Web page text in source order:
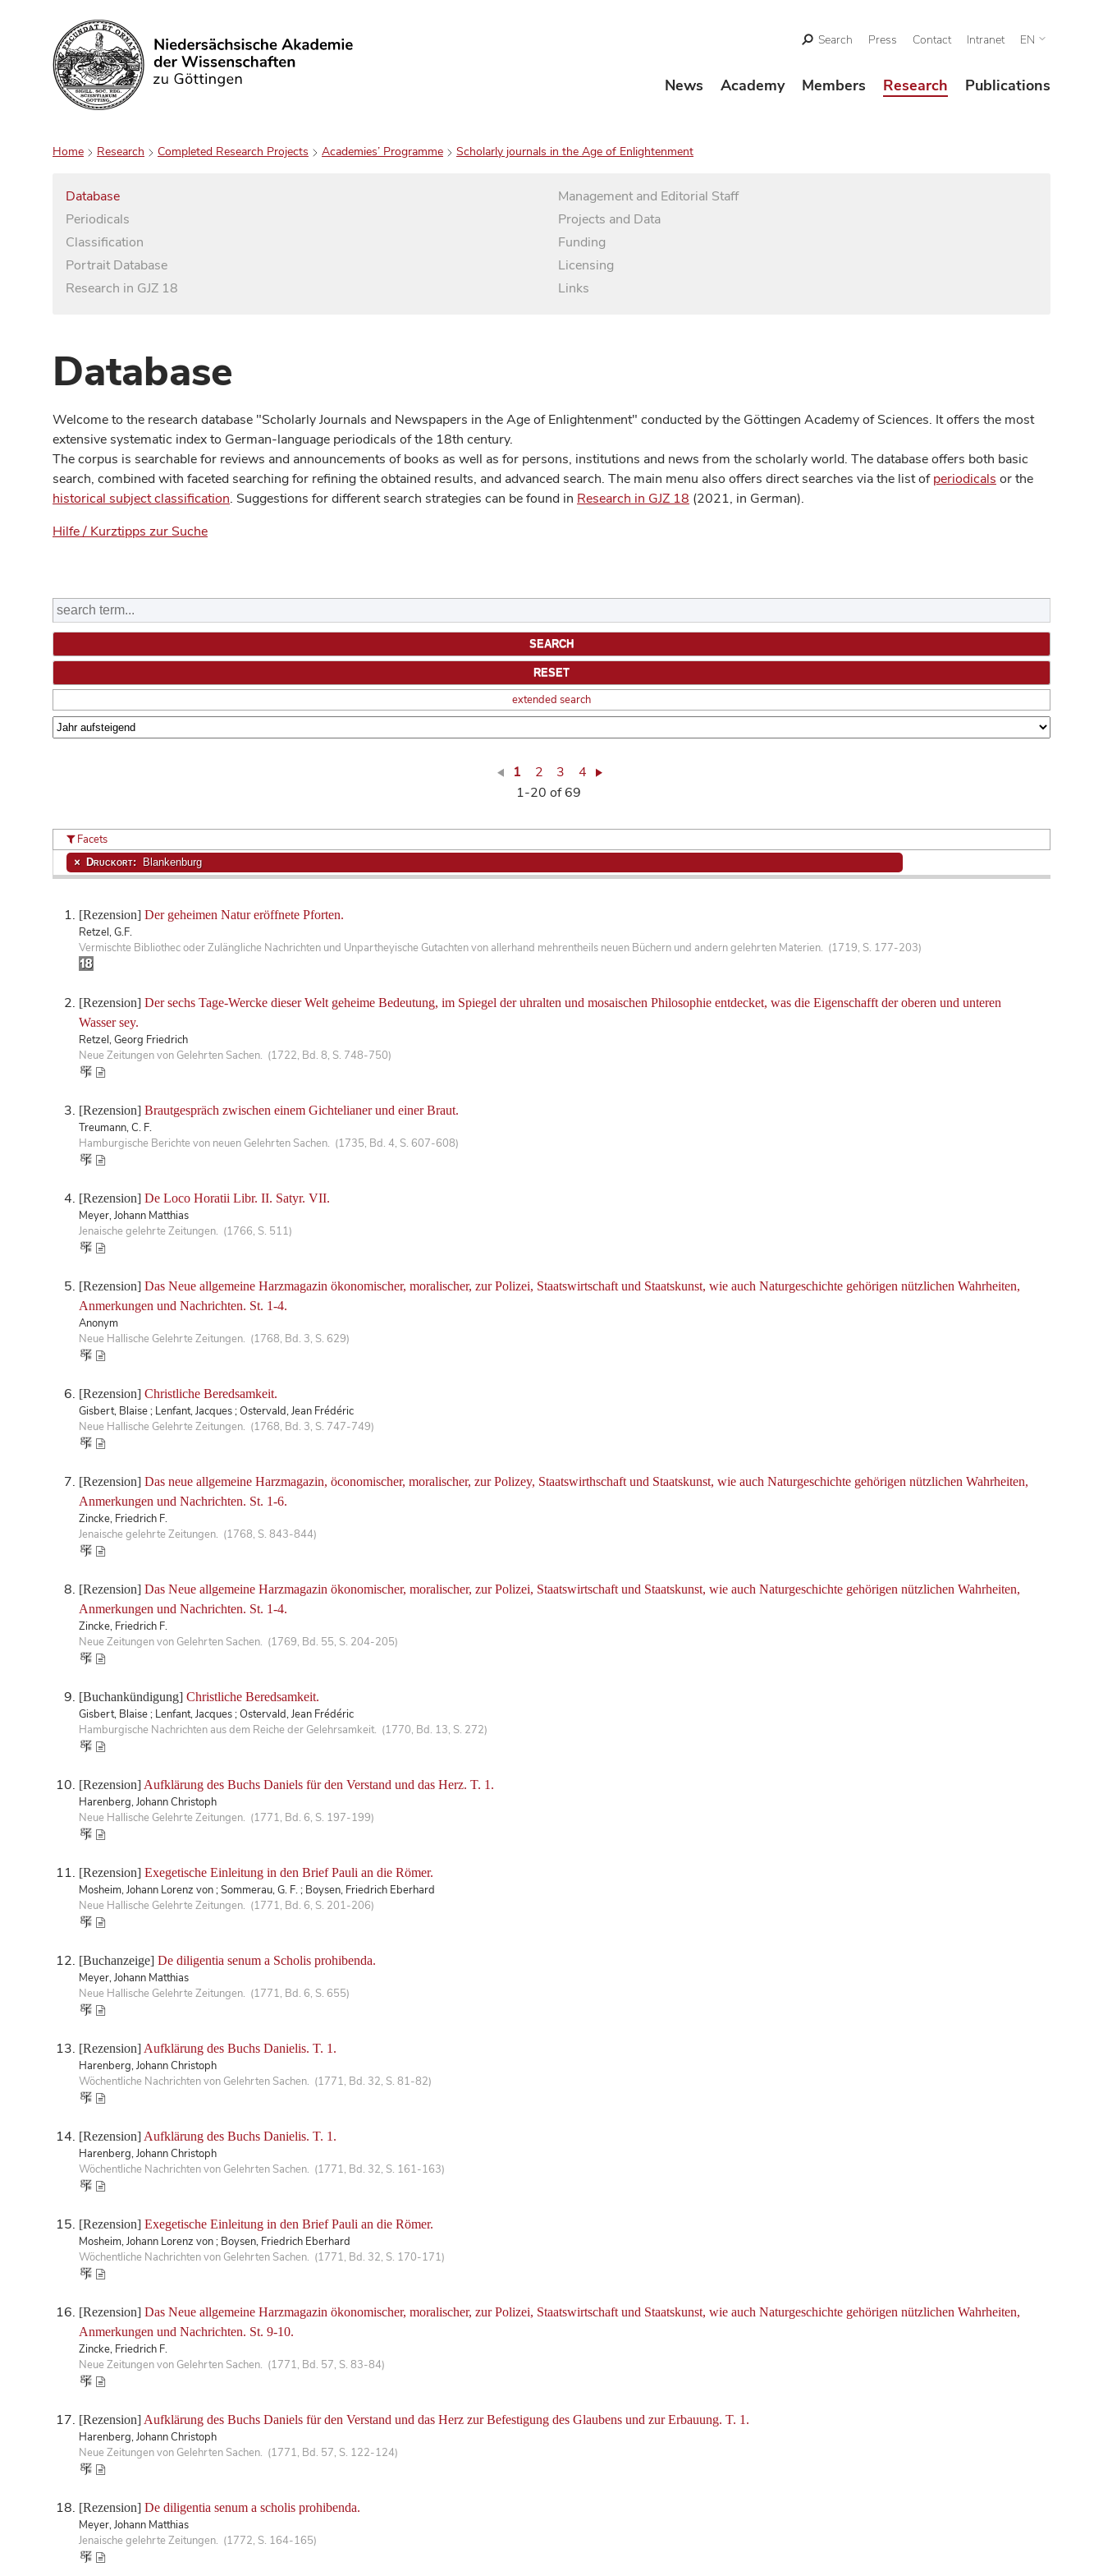
Search
Search Press Contact Intranet EN
News Academy Members Research Publications
Home Research Completed Research Projects Academies’ Programme Scholarly journals in the Age of Enlightenment
Database
Periodicals
Classification
Portrait Database
Research in GJZ 18
Management and Editorial Staff
Projects and Data
Funding
Licensing
Links
Database
Welcome to the research database "Scholarly Journals and Newspapers in the Age of Enlightenment" conducted by the Göttingen Academy of Sciences. It offers the most
extensive systematic index to German-language periodicals of the 18th century.
The corpus is searchable for reviews and announcements of books as well as for persons, institutions and news from the scholarly world. The database offers both basic
search, combined with faceted searching for refining the obtained results, and advanced search. The main menu also offers direct searches via the list ofperiodicals or the
historical subject classification. Suggestions for different search strategies can be found in Research in GJZ 18 (2021, in German).
Hilfe / Kurztipps zur Suche
extended search
1 2 3
4
1-20 of 69
[Rezension] Der geheimen Natur eröffnete Pforten.
Retzel, G.F.
Vermischte Bibliothec oder Zulängliche Nachrichten und Unpartheyische Gutachten von allerhand mehrentheils neuen Büchern und andern gelehrten Materien. (1719, S. 177-203)
[Rezension] Der sechs Tage-Wercke dieser Welt geheime Bedeutung, im Spiegel der uhralten und mosaischen Philosophie entdecket, was die Eigenschafft der oberen und unteren
Wasser sey.
Retzel, Georg Friedrich
Neue Zeitungen von Gelehrten Sachen. (1722, Bd. 8, S. 748-750)
[Rezension] Brautgespräch zwischen einem Gichtelianer und einer Braut.
Treumann, C. F.
Hamburgische Berichte von neuen Gelehrten Sachen. (1735, Bd. 4, S. 607-608)
[Rezension] De Loco Horatii Libr. II. Satyr. VII.
Meyer, Johann Matthias
Jenaische gelehrte Zeitungen. (1766, S. 511)
[Rezension] Das Neue allgemeine Harzmagazin ökonomischer, moralischer, zur Polizei, Staatswirtschaft und Staatskunst, wie auch Naturgeschichte gehörigen nützlichen Wahrheiten,
Anmerkungen und Nachrichten. St. 1-4.
Anonym
Neue Hallische Gelehrte Zeitungen. (1768, Bd. 3, S. 629)
[Rezension] Christliche Beredsamkeit.
Gisbert, Blaise ; Lenfant, Jacques ; Ostervald, Jean Frédéric
Neue Hallische Gelehrte Zeitungen. (1768, Bd. 3, S. 747-749)
[Rezension] Das neue allgemeine Harzmagazin, öconomischer, moralischer, zur Polizey, Staatswirthschaft und Staatskunst, wie auch Naturgeschichte gehörigen nützlichen Wahrheiten,
Anmerkungen und Nachrichten. St. 1-6.
Zincke, Friedrich F.
Jenaische gelehrte Zeitungen. (1768, S. 843-844)
[Rezension] Das Neue allgemeine Harzmagazin ökonomischer, moralischer, zur Polizei, Staatswirtschaft und Staatskunst, wie auch Naturgeschichte gehörigen nützlichen Wahrheiten,
Anmerkungen und Nachrichten. St. 1-4.
Zincke, Friedrich F.
Neue Zeitungen von Gelehrten Sachen. (1769, Bd. 55, S. 204-205)
[Buchankündigung] Christliche Beredsamkeit.
Gisbert, Blaise ; Lenfant, Jacques ; Ostervald, Jean Frédéric
Hamburgische Nachrichten aus dem Reiche der Gelehrsamkeit. (1770, Bd. 13, S. 272)
[Rezension] Aufklärung des Buchs Daniels für den Verstand und das Herz. T. 1.
Harenberg, Johann Christoph
Neue Hallische Gelehrte Zeitungen. (1771, Bd. 6, S. 197-199)
[Rezension] Exegetische Einleitung in den Brief Pauli an die Römer.
Mosheim, Johann Lorenz von ; Sommerau, G. F. ; Boysen, Friedrich Eberhard
Neue Hallische Gelehrte Zeitungen. (1771, Bd. 6, S. 201-206)
[Buchanzeige] De diligentia senum a Scholis prohibenda.
Meyer, Johann Matthias
Neue Hallische Gelehrte Zeitungen. (1771, Bd. 6, S. 655)
[Rezension] Aufklärung des Buchs Danielis. T. 1.
Harenberg, Johann Christoph
Wöchentliche Nachrichten von Gelehrten Sachen. (1771, Bd. 32, S. 81-82)
[Rezension] Aufklärung des Buchs Danielis. T. 1.
Harenberg, Johann Christoph
Wöchentliche Nachrichten von Gelehrten Sachen. (1771, Bd. 32, S. 161-163)
[Rezension] Exegetische Einleitung in den Brief Pauli an die Römer.
Mosheim, Johann Lorenz von ; Boysen, Friedrich Eberhard
Wöchentliche Nachrichten von Gelehrten Sachen. (1771, Bd. 32, S. 170-171)
[Rezension] Das Neue allgemeine Harzmagazin ökonomischer, moralischer, zur Polizei, Staatswirtschaft und Staatskunst, wie auch Naturgeschichte gehörigen nützlichen Wahrheiten,
Anmerkungen und Nachrichten. St. 9-10.
Zincke, Friedrich F.
Neue Zeitungen von Gelehrten Sachen. (1771, Bd. 57, S. 83-84)
[Rezension] Aufklärung des Buchs Daniels für den Verstand und das Herz zur Befestigung des Glaubens und zur Erbauung. T. 1.
Harenberg, Johann Christoph
Neue Zeitungen von Gelehrten Sachen. (1771, Bd. 57, S. 122-124)
[Rezension] De diligentia senum a scholis prohibenda.
Meyer, Johann Matthias
Jenaische gelehrte Zeitungen. (1772, S. 164-165)
Facets
Druckort: Blankenburg